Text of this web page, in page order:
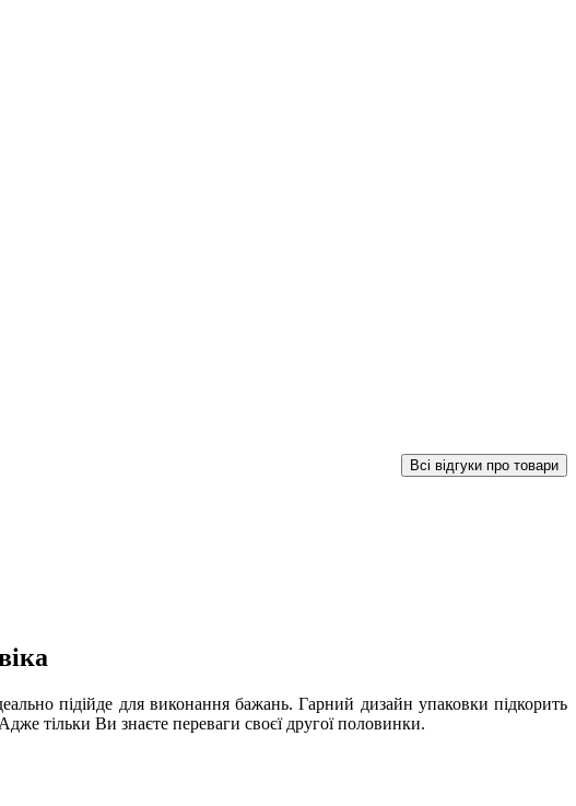
Всі відгуки про товари
підійде для виконання бажань. Гарний дизайн упаковки підкорить
тільки Ви знаєте переваги своєї другої половинки.